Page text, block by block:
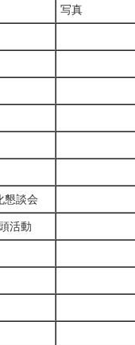
写真
懇談会
活動